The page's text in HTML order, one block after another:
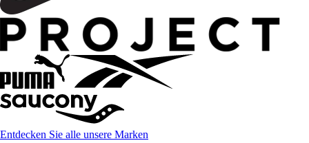
Entdecken Sie alle unsere Marken